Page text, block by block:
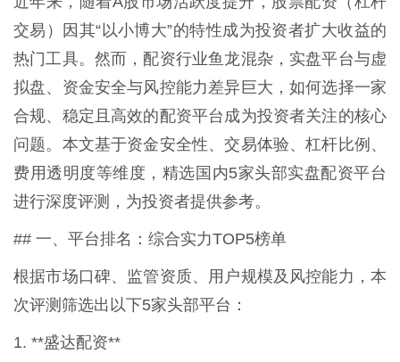
交易）因其“以小博大”的特性成为投资者扩大收益的
热门工具。然而，配资行业鱼龙混杂，实盘平台与虚
拟盘、资金安全与风控能力差异巨大，如何选择一家
合规、稳定且高效的配资平台成为投资者关注的核心
问题。本文基于资金安全性、交易体验、杠杆比例、
费用透明度等维度，精选国内5家头部实盘配资平台
进行深度评测，为投资者提供参考。
## 一、平台排名：综合实力TOP5榜单
根据市场口碑、监管资质、用户规模及风控能力，本
次评测筛选出以下5家头部平台：
1. **盛达配资**